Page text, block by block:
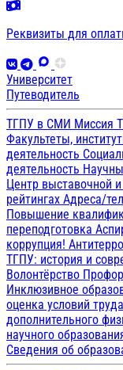
Реквизиты для
Университет
Путеводитель
ТГПУ в СМИ Миссия
Факультеты,
деятельность
деятельность
Центр выставочной
рейтингах Адреса/
Повышение
переподготовка
коррупция!
ТГПУ: история и
Волонтёрство
Инклюзивное
оценка условий труда
дополнительного
научного
Сведения об